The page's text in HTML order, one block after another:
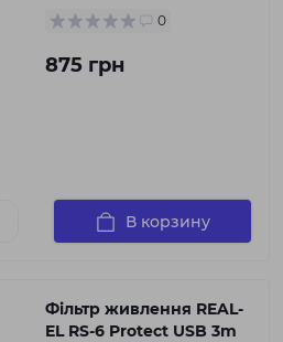
0
875 грн
В корзину
Фільтр живлення REAL-
EL RS-6 Protect USB 3m